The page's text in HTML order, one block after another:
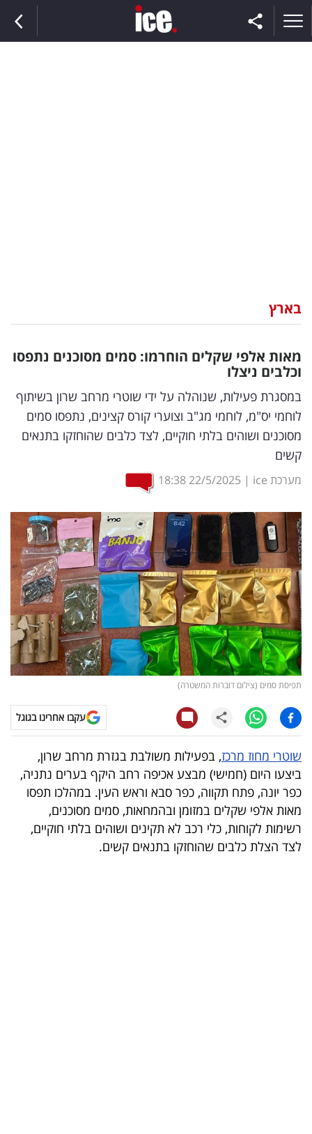
וצרכנות
דיגיטל
וטק
שיווק
ופרסום
משפט
מדדים
ומחקרים
דעות
רכילות
עסקית
קריפטו
ויראלי
טלוויזיה
עסקי
ספורט
קריירה
ולימודים
בארץ
מאות אלפי שקלים הוחרמו: סמים מסוכנים נתפסו
וכלבים ניצלו
במסגרת פעילות, שנוהלה על ידי שוטרי מרחב שרון בשיתוף
לוחמי יס"מ, לוחמי מג"ב וצוערי קורס קצינים, נתפסו סמים
מסוכנים ושוהים בלתי חוקיים, לצד כלבים שהוחזקו בתנאים
קשים
מערכת ice |
22/5/2025
18:38
תפיסת סמים (צילום דוברות המשטרה)
עקבו אחרינו בגוגל
שוטרי מחוז מרכז, בפעילות משולבת בגזרת מרחב שרון,
ביצעו היום (חמישי) מבצע אכיפה רחב היקף בערים נתניה,
כפר יונה, פתח תקווה, כפר סבא וראש העין. במהלכו תפסו
מאות אלפי שקלים במזומן ובהמחאות, סמים מסוכנים,
רשימות לקוחות, כלי רכב לא תקינים ושוהים בלתי חוקיים,
לצד הצלת כלבים שהוחזקו בתנאים קשים.